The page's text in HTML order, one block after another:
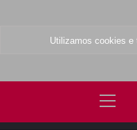
Utilizamos cookies e